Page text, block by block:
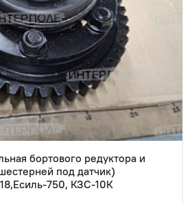
бортового редуктора и
под датчик)
750, КЗС-10К